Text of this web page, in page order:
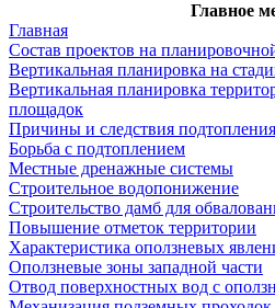
Главное
Главная
Состав проектов на
Вертикальная планировка на
Вертикальная планировка
площадок
Причины и следствия подтопления
Борьба с подтоплением
Местные дренажные системы
Строительное водопонижение
Строительство дамб для
Повышение отметок территории
Характеристика оползневых
Оползневые зоны западной части
Отвод поверхностных вод с